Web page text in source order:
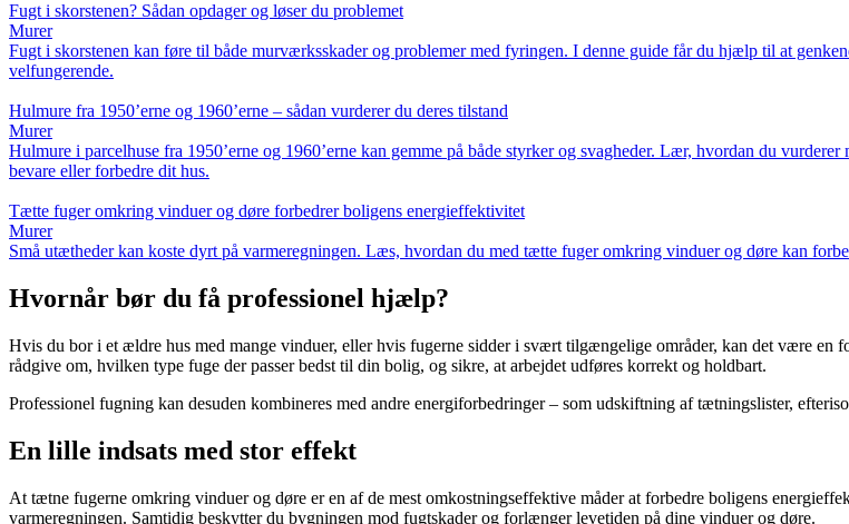
Fugt i skorstenen? Sådan opdager og løser du problemet
Murer
Fugt i skorstenen kan føre til både murværksskader og problemer med fyringen. I denne guide får du hjælp til at
velfungerende.
Hulmure fra 1950’erne og 1960’erne – sådan vurderer du deres tilstand
Murer
Hulmure i parcelhuse fra 1950’erne og 1960’erne kan gemme på både styrker og svagheder. Lær, hvordan du
bevare eller forbedre dit hus.
Tætte fuger omkring vinduer og døre forbedrer boligens energieffektivitet
Murer
Små utætheder kan koste dyrt på varmeregningen. Læs, hvordan du med tætte fuger omkring vinduer og døre kan
Hvornår bør du få professionel hjælp?
Hvis du bor i et ældre hus med mange vinduer, eller hvis fugerne sidder i svært tilgængelige områder, kan det være en
rådgive om, hvilken type fuge der passer bedst til din bolig, og sikre, at arbejdet udføres korrekt og holdbart.
Professionel fugning kan desuden kombineres med andre energiforbedringer – som udskiftning af tætningslister,
En lille indsats med stor effekt
At tætne fugerne omkring vinduer og døre er en af de mest omkostningseffektive måder at forbedre boligens
varmeregningen. Samtidig beskytter du bygningen mod fugtskader og forlænger levetiden på dine vinduer og døre.